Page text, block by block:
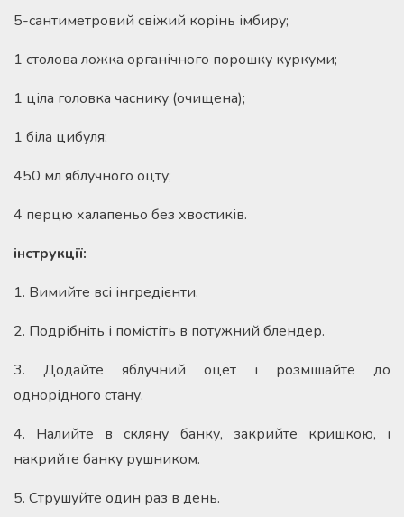
5-сантиметровий свіжий корінь імбиру;
1 столова ложка органічного порошку куркуми;
1 ціла головка часнику (очищена);
1 біла цибуля;
450 мл яблучного оцту;
4 перцю халапеньо без хвостиків.
інструкції:
1. Вимийте всі інгредієнти.
2. Подрібніть і помістіть в потужний блендер.
3. Додайте яблучний оцет і розмішайте до
однорідного стану.
4. Налийте в скляну банку, закрийте кришкою, і
накрийте банку рушником.
5. Струшуйте один раз в день.